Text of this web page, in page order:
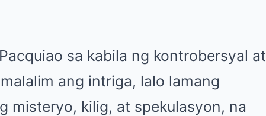
sa kabila ng kontrobersyal at
ang intriga, lalo lamang
misteryo, kilig, at spekulasyon, na